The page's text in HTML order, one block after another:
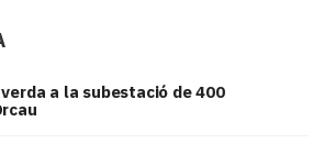
a la subestació de 400